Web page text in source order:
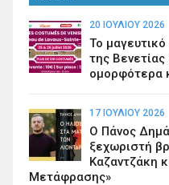
20 ΙΟΥΛΊΟΥ 2026
Το
της
ομορφότερα
17 ΙΟΥΛΊΟΥ 2026
Ο Πάνος
ξεχωριστή
Καζαντζάκη
Μετάφρασης»